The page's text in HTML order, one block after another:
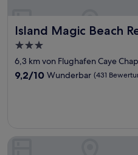
Island Magic Beach
Island Magic Beach Resort
3.0-
Sterne-
Unterkunft
6,3 km von Flughafen Caye
9.2
9,2/10 Wunderbar (431
Barefoot Caye Caulker Hotel